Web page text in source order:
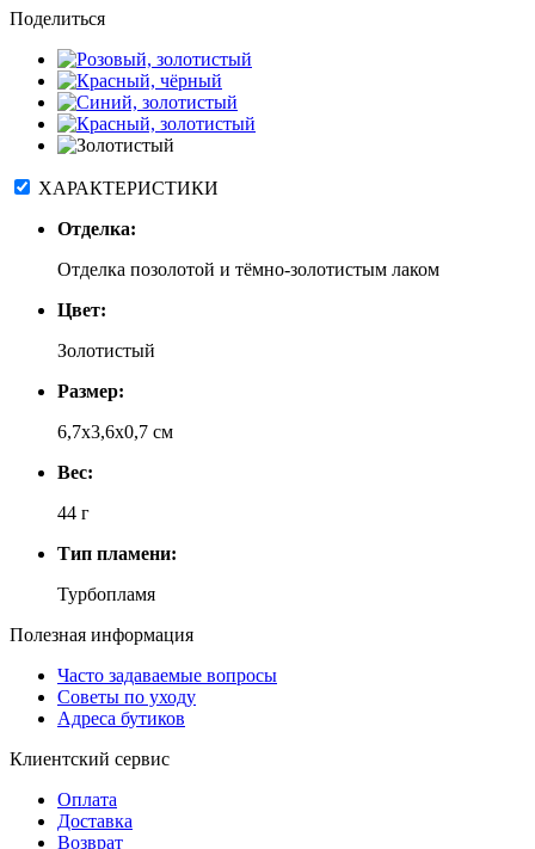
Поделиться
ХАРАКТЕРИСТИКИ
Отделка:
Отделка позолотой и тёмно-золотистым лаком
Цвет:
Золотистый
Размер:
6,7x3,6x0,7 см
Вес:
44 г
Тип пламени:
Турбопламя
Полезная информация
Часто задаваемые вопросы
Советы по уходу
Адреса бутиков
Клиентский сервис
Оплата
Доставка
Возврат